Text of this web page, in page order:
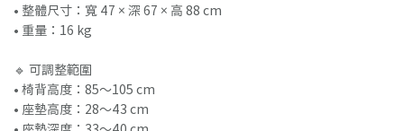
• 整體尺寸：寬 47 × 深 67 × 高 88 cm
• 重量：16 kg
🔹 可調整範圍
• 椅背高度：85～105 cm
• 座墊高度：28～43 cm